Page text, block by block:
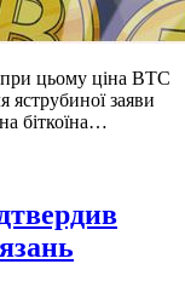
при цьому ціна BTC
яструбиної заяви
біткоїна…